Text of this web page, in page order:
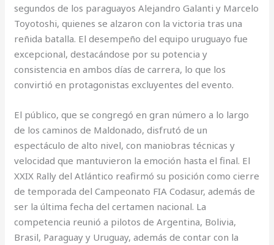
segundos de los paraguayos Alejandro Galanti y Marcelo
Toyotoshi, quienes se alzaron con la victoria tras una
reñida batalla. El desempeño del equipo uruguayo fue
excepcional, destacándose por su potencia y
consistencia en ambos días de carrera, lo que los
convirtió en protagonistas excluyentes del evento.
El público, que se congregó en gran número a lo largo
de los caminos de Maldonado, disfrutó de un
espectáculo de alto nivel, con maniobras técnicas y
velocidad que mantuvieron la emoción hasta el final. El
XXIX Rally del Atlántico reafirmó su posición como cierre
de temporada del Campeonato FIA Codasur, además de
ser la última fecha del certamen nacional. La
competencia reunió a pilotos de Argentina, Bolivia,
Brasil, Paraguay y Uruguay, además de contar con la